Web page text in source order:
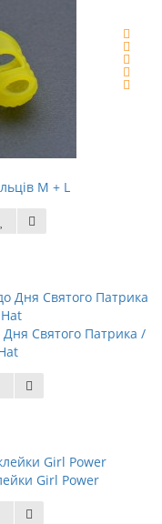
M + L
Святого Патрика /
Girl Power